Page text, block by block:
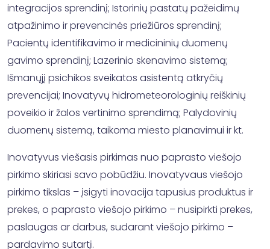
integracijos sprendinį; Istorinių pastatų pažeidimų
atpažinimo ir prevencinės priežiūros sprendinį;
Pacientų identifikavimo ir medicininių duomenų
gavimo sprendinį; Lazerinio skenavimo sistemą;
Išmanųjį psichikos sveikatos asistentą atkryčių
prevencijai; Inovatyvų hidrometeorologinių reiškinių
poveikio ir žalos vertinimo sprendimą; Palydovinių
duomenų sistemą, taikoma miesto planavimui ir kt.
Inovatyvus viešasis pirkimas nuo paprasto viešojo
pirkimo skiriasi savo pobūdžiu. Inovatyvaus viešojo
pirkimo tikslas – įsigyti inovacija tapusius produktus ir
prekes, o paprasto viešojo pirkimo – nusipirkti prekes,
paslaugas ar darbus, sudarant viešojo pirkimo –
pardavimo sutartį.